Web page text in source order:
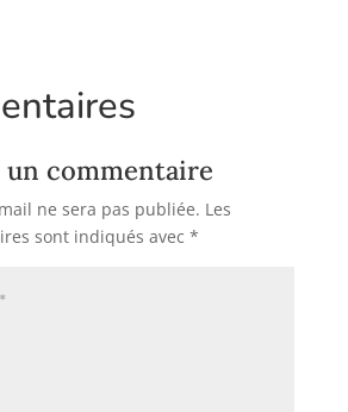
commentaire
ne sera pas publiée. Les
sont indiqués avec *